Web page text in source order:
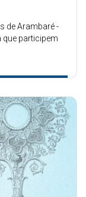
de Arambaré -
participem